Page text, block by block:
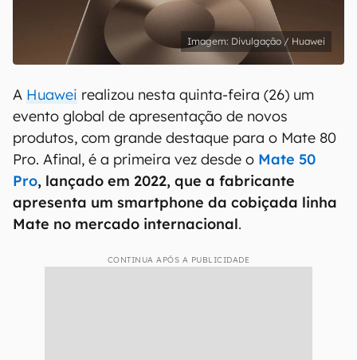
Divulgação / Huawei
A Huawei realizou nesta quinta-feira (26) um
evento global de apresentação de novos
produtos, com grande destaque para o Mate 80
Pro. Afinal, é a primeira vez desde o Mate 50
Pro, lançado em 2022, que a fabricante
apresenta um smartphone da cobiçada linha
Mate no mercado internacional.
CONTINUA APÓS A PUBLICIDADE